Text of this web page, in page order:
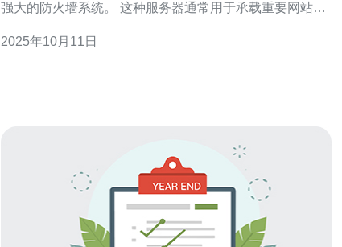
强大的防火墙系统。 这种服务器通常用于承载重要网站、
DDoS攻击、恶意入侵等安全威胁。 在选择香港高防独立
2025年10月11日